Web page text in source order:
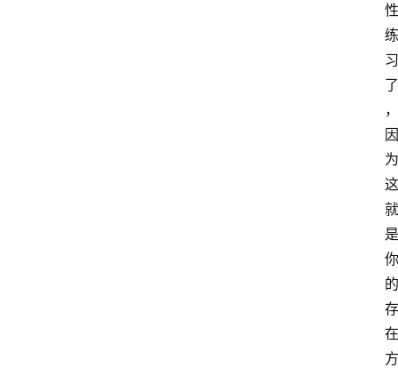
性
练
习
了
，
因
为
这
就
是
你
的
存
在
方